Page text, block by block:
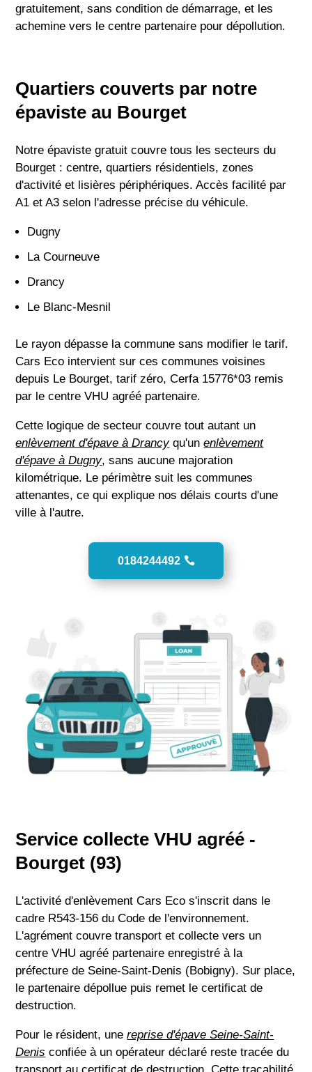
gratuitement, sans condition de démarrage, et les
achemine vers le centre partenaire pour dépollution.
Quartiers couverts par notre
épaviste au Bourget
Notre épaviste gratuit couvre tous les secteurs du
Bourget : centre, quartiers résidentiels, zones
d'activité et lisières périphériques. Accès facilité par
A1 et A3 selon l'adresse précise du véhicule.
Dugny
La Courneuve
Drancy
Le Blanc-Mesnil
Le rayon dépasse la commune sans modifier le tarif.
Cars Eco intervient sur ces communes voisines
depuis Le Bourget, tarif zéro, Cerfa 15776*03 remis
par le centre VHU agréé partenaire.
Cette logique de secteur couvre tout autant un
enlèvement d'épave à Drancyqu'unenlèvement
d'épave à Dugny, sans aucune majoration
kilométrique. Le périmètre suit les communes
attenantes, ce qui explique nos délais courts d'une
ville à l'autre.
0184244492
Service collecte VHU agréé -
Bourget (93)
L'activité d'enlèvement Cars Eco s'inscrit dans le
cadre R543-156 du Code de l'environnement.
L'agrément couvre transport et collecte vers un
centre VHU agréé partenaire enregistré à la
préfecture de Seine-Saint-Denis (Bobigny). Sur place,
le partenaire dépollue puis remet le certificat de
destruction.
Pour le résident, unereprise d'épave Seine-Saint-
Denis confiée à un opérateur déclaré reste tracée du
transport au certificat de destruction. Cette traçabilité